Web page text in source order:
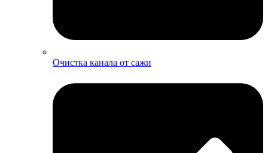
Очистка канала от сажи